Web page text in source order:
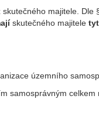
majitele. Dle
skutečného majitele
územního
samosprávným celkem